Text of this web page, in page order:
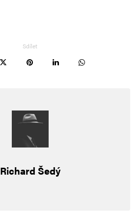
Sdílet
Richard Šedý